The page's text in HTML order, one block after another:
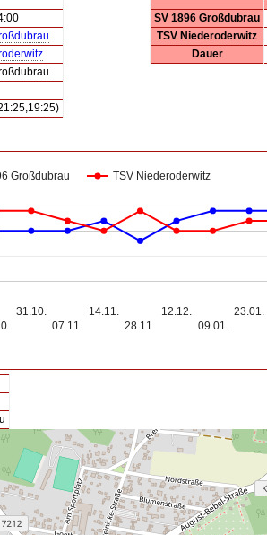
SV 1896 Großdubrau
TSV Niederoderwitz
Dauer
Großdubrau TSV Niederoderwitz
31.10.
07.11.
14.11.
28.11.
12.12.
09.01.
23.01.